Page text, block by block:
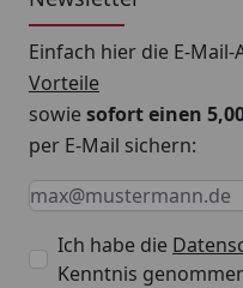
Einfach hier die E-
Vorteile
sowiesofort einen
per E-Mail sichern:
Keine Eingabe
Eingabe erforderlich
E-Mail *
Ich habe die
Kenntnis